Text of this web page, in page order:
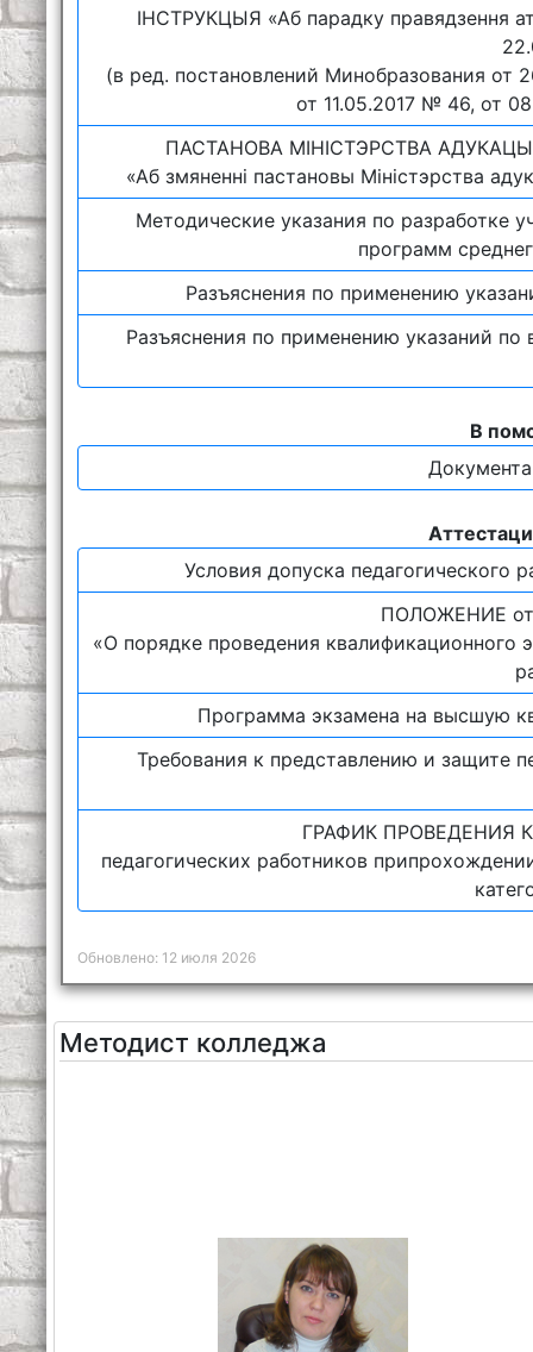
IНСТРУКЦЫЯ «Аб парадку правядзення
(в ред. постановлений Минобразования от
от 11.05.2017 № 46, от
ПАСТАНОВА МІНІСТЭРСТВА
«Аб змяненні пастановы Мiнiстэрства
Методические указания по разработке
программ
Разъяснения по применению
Разъяснения по применению указаний
В
Условия допуска педагогического
ПОЛОЖЕНИЕ от
«О порядке проведения квалификационного
Программа экзамена на высшую
Требования к представлению и защите
ГРАФИК ПРОВЕДЕНИЯ
педагогических работников
Обновлено: 12 июля 2026
Методист колледжа